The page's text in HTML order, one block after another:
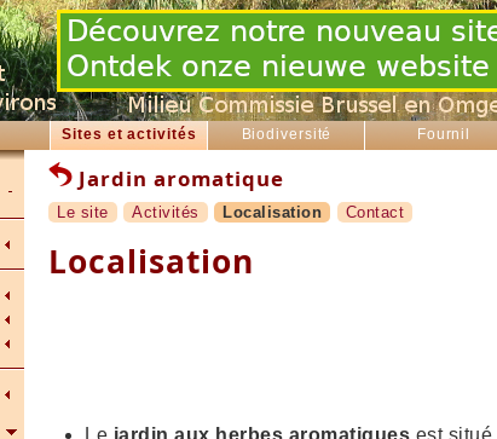
Sites et activités Biodiversité Fournil
Jardin aromatique
Le site Activités Localisation Contact
Localisation
Le jardin aux herbes aromatiques est situé